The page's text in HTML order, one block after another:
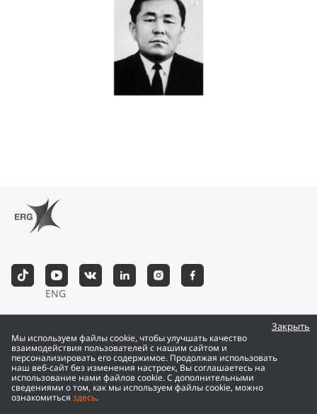
Мы используем файлы cookie, чтобы улучшать качество
взаимодействия пользователей с нашим сайтом и
персонализировать его содержимое. Продолжая использовать
наш веб-сайт без изменения настроек, Вы соглашаетесь на
использование нами файлов cookie. С дополнительными
сведениями о том, как мы используем файлы cookie, можно
ознакомиться здесь.
Закрыть
ENG